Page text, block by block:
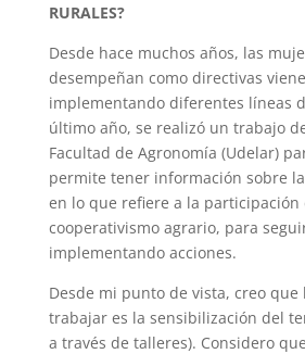
RURALES?
Desde hace muchos años, las
desempeñan como directivas
implementando diferentes líneas
último año, se realizó un trabajo
Facultad de Agronomía (Udelar)
permite tener información sobre
en lo que refiere a la participación
cooperativismo agrario, para
implementando acciones.
Desde mi punto de vista, creo que
trabajar es la sensibilización del
a través de talleres). Considero